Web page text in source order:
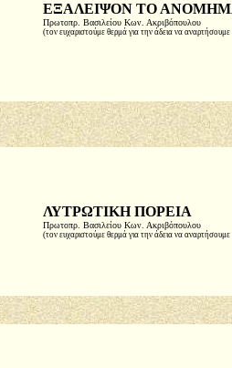
ΕΞΑΛΕΙΨΟΝ ΤΟ
Πρωτοπρ. Βασιλείου Κων. Ακριβόπουλου
(τον ευχαριστούμε θερμά για την άδεια να αναρτήσουμε
ΛΥΤΡΩΤΙΚΗ ΠΟΡΕΙΑ
Πρωτοπρ. Βασιλείου Κων. Ακριβόπουλου
(τον ευχαριστούμε θερμά για την άδεια να αναρτήσουμε